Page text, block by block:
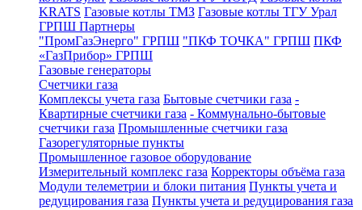
KRATS Газовые котлы ТМЗ Газовые котлы ТГУ Урал
ГРПШ Партнеры
"ПромГазЭнерго" ГРПШ "ПКФ ТОЧКА" ГРПШ ПКФ
«ГазПрибор» ГРПШ
Газовые генераторы
Счетчики газа
Комплексы учета газа Бытовые счетчики газа -
Квартирные счетчики газа - Коммунально-бытовые
счетчики газа Промышленные счетчики газа
Газорегуляторные пункты
Промышленное газовое оборудование
Измерительный комплекс газа Корректоры объёма газа
Модули телеметрии и блоки питания Пункты учета и
редуцирования газа Пункты учета и редуцирования газа